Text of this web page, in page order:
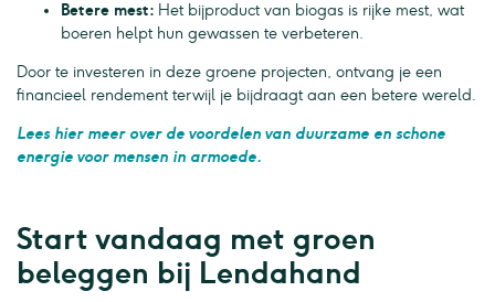
Betere mest: Het bijproduct van biogas is rijke mest, wat
boeren helpt hun gewassen te verbeteren.
Door te investeren in deze groene projecten, ontvang je een
financieel rendement terwijl je bijdraagt aan een betere wereld.
Lees hier meer over de voordelen van duurzame en schone
energie voor mensen in armoede.
Start vandaag met groen
beleggen bij Lendahand